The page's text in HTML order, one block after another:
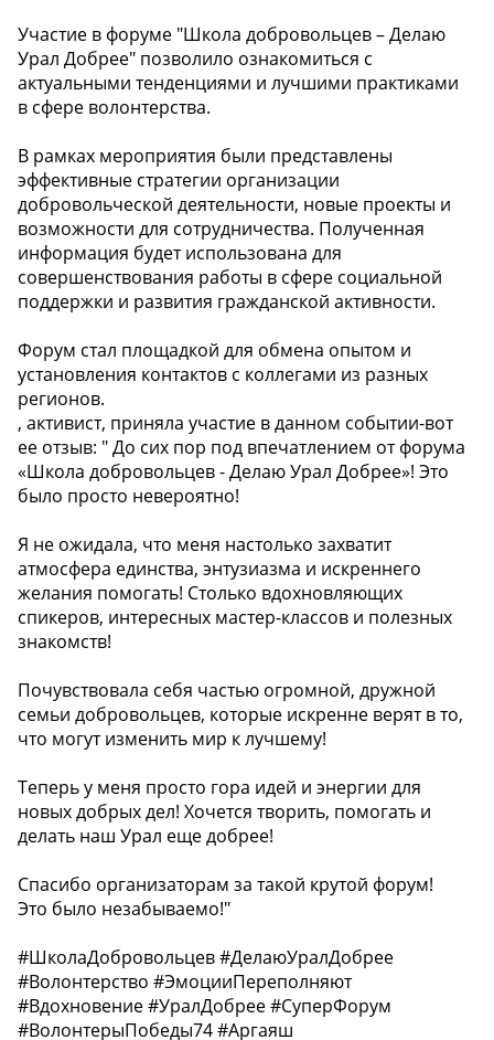
Участие в форуме "Школа добровольцев – Делаю
Урал Добрее" позволило ознакомиться с
актуальными тенденциями и лучшими практиками
в сфере волонтерства.
В рамках мероприятия были представлены
эффективные стратегии организации
добровольческой деятельности, новые проекты и
возможности для сотрудничества. Полученная
информация будет использована для
совершенствования работы в сфере социальной
поддержки и развития гражданской активности.
Форум стал площадкой для обмена опытом и
установления контактов с коллегами из разных
регионов.
, активист, приняла участие в данном событии-вот
ее отзыв: " До сих пор под впечатлением от форума
«Школа добровольцев - Делаю Урал Добрее»! Это
было просто невероятно!
Я не ожидала, что меня настолько захватит
атмосфера единства, энтузиазма и искреннего
желания помогать! Столько вдохновляющих
спикеров, интересных мастер-классов и полезных
знакомств!
Почувствовала себя частью огромной, дружной
семьи добровольцев, которые искренне верят в то,
что могут изменить мир к лучшему!
Теперь у меня просто гора идей и энергии для
новых добрых дел! Хочется творить, помогать и
делать наш Урал еще добрее!
Спасибо организаторам за такой крутой форум!
Это было незабываемо!"
#ШколаДобровольцев #ДелаюУралДобрее
#Волонтерство #ЭмоцииПереполняют
#Вдохновение #УралДобрее #СуперФорум
#ВолонтерыПобеды74 #Аргаяш